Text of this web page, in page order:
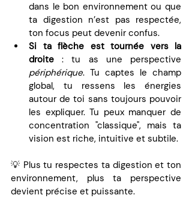
dans le bon environnement ou que
ta digestion n’est pas respectée,
ton focus peut devenir confus.
Si ta flèche est tournée vers la
droite
périphérique. Tu captes le champ
global, tu ressens les énergies
autour de toi sans toujours pouvoir
les expliquer. Tu peux manquer de
concentration "classique", mais ta
vision est riche, intuitive et subtile.
💡 Plus tu respectes ta digestion et ton
environnement, plus ta perspective
devient précise et puissante.